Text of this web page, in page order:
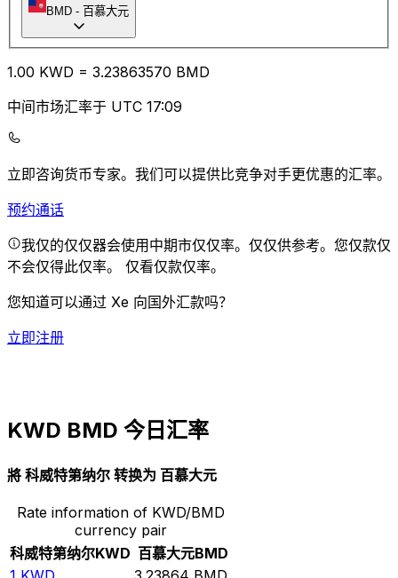
BMD - 百慕大元
1.00 KWD = 3.23863570 BMD
中间市场汇率于 UTC 17:09
立即咨询货币专家。 我们可以提供比竞争对手更优惠的汇率。
预约通话
我仅的仅仅器会使用中期市仅仅率。仅仅供参考。您仅款仅
不会仅得此仅率。 仅看仅款仅率。
您知道可以通过 Xe 向国外汇款吗？
立即注册
KWD BMD 今日汇率
將 科威特第纳尔 转换为 百慕大元
Rate information of KWD/BMD
currency pair
科威特第纳尔KWD 百慕大元BMD